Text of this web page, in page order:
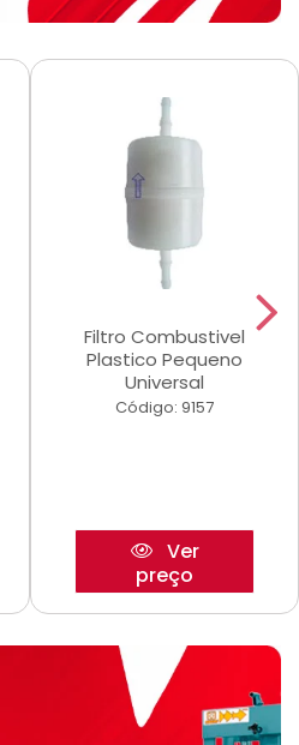
Filtro Combustivel
Plastico Pequeno
Universal
Código: 9157
Ver
preço